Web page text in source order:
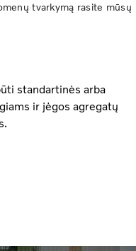
tvarkymą rasite mūsų
standartinės arba
ir jėgos agregatų